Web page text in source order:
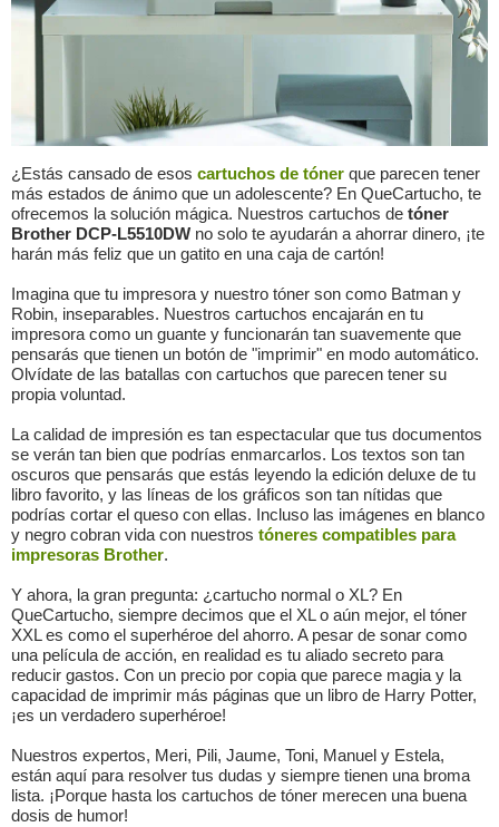
¿Estás cansado de esos cartuchos de tóner que parecen tener
más estados de ánimo que un adolescente? En QueCartucho, te
ofrecemos la solución mágica. Nuestros cartuchos de tóner
Brother DCP-L5510DW no solo te ayudarán a ahorrar dinero, ¡te
harán más feliz que un gatito en una caja de cartón!
Imagina que tu impresora y nuestro tóner son como Batman y
Robin, inseparables. Nuestros cartuchos encajarán en tu
impresora como un guante y funcionarán tan suavemente que
pensarás que tienen un botón de "imprimir" en modo automático.
Olvídate de las batallas con cartuchos que parecen tener su
propia voluntad.
La calidad de impresión es tan espectacular que tus documentos
se verán tan bien que podrías enmarcarlos. Los textos son tan
oscuros que pensarás que estás leyendo la edición deluxe de tu
libro favorito, y las líneas de los gráficos son tan nítidas que
podrías cortar el queso con ellas. Incluso las imágenes en blanco
y negro cobran vida con nuestros tóneres compatibles para
impresoras Brother.
Y ahora, la gran pregunta: ¿cartucho normal o XL? En
QueCartucho, siempre decimos que el XL o aún mejor, el tóner
XXL es como el superhéroe del ahorro. A pesar de sonar como
una película de acción, en realidad es tu aliado secreto para
reducir gastos. Con un precio por copia que parece magia y la
capacidad de imprimir más páginas que un libro de Harry Potter,
¡es un verdadero superhéroe!
Nuestros expertos, Meri, Pili, Jaume, Toni, Manuel y Estela,
están aquí para resolver tus dudas y siempre tienen una broma
lista. ¡Porque hasta los cartuchos de tóner merecen una buena
dosis de humor!